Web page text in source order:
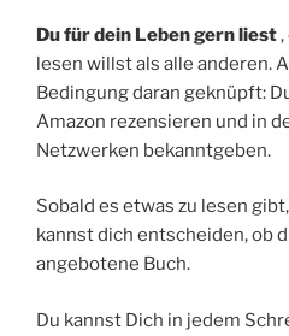
Du für dein Leben gern liest
lesen willst als alle anderen.
Bedingung daran geknüpft:
Amazon rezensieren und in
Netzwerken bekanntgeben.
Sobald es etwas zu lesen
kannst dich entscheiden, ob
angebotene Buch.
Du kannst Dich in jedem